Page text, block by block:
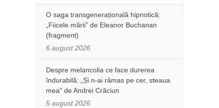
O saga transgenerațională hipnotică:
„Fiicele mării” de Eleanor Buchanan
(fragment)
6 august 2026
Despre melancolia ce face durerea
îndurabilă: „Și n-ai rămas pe cer, steaua
mea” de Andrei Crăciun
5 august 2026